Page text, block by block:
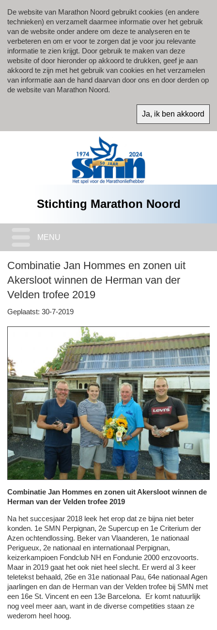
De website van Marathon Noord gebruikt cookies (en andere
technieken) en verzamelt daarmee informatie over het gebruik
van de website onder andere om deze te analyseren en te
verbeteren en om er voor te zorgen dat je voor jou relevante
informatie te zien krijgt. Door gebruik te maken van deze
website of door hieronder op akkoord te drukken, geef je aan
akkoord te zijn met het gebruik van cookies en het verzamelen
van informatie aan de hand daarvan door ons en door derden op
de website van Marathon Noord.
Stichting Marathon Noord
MENU
Combinatie Jan Hommes en zonen uit
Akersloot winnen de Herman van der
Velden trofee 2019
Geplaatst: 30-7-2019
Combinatie Jan Hommes en zonen uit Akersloot winnen de
Herman van der Velden trofee 2019
Na het succesjaar 2018 leek het erop dat ze bijna niet beter
konden. 1e SMN Perpignan, 2e Supercup en 1e Criterium der
Azen ochtendlossing. Beker van Vlaanderen, 1e nationaal
Perigueux, 2e nationaal en internationaal Perpignan,
keizerkampioen Fondclub NH en Fondunie 2000 enzovoorts.
Maar in 2019 gaat het ook niet heel slecht. Er werd al 3 keer
teletekst behaald, 26e en 31e nationaal Pau, 64e nationaal Agen
jaarlingen en dan de Herman van der Velden trofee bij SMN met
een 16e St. Vincent en een 13e Barcelona. Er komt natuurlijk
nog veel meer aan, want in de diverse competities staan ze
wederom heel hoog.